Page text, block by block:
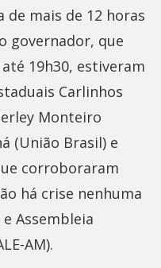
mais de 12 horas
governador, que
19h30, estiveram
Carlinhos
Monteiro
(União Brasil) e
corroboraram
há crise nenhuma
Assembleia
AM).